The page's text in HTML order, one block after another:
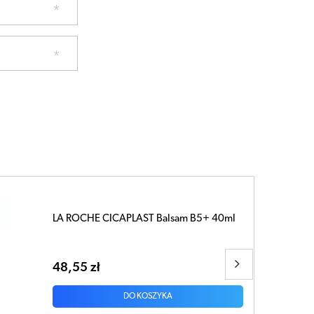
LA ROCHE-POSAY Lipikar Baume Light
126,89 zł
DO KOSZYKA